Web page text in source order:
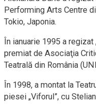
Performing Arts Centre
Tokio, Japonia.
În ianuarie 1995 a regizat
premiat de Asociaţia
Teatrală din România
În 1998, a montat la
piesei „Viforul”, cu